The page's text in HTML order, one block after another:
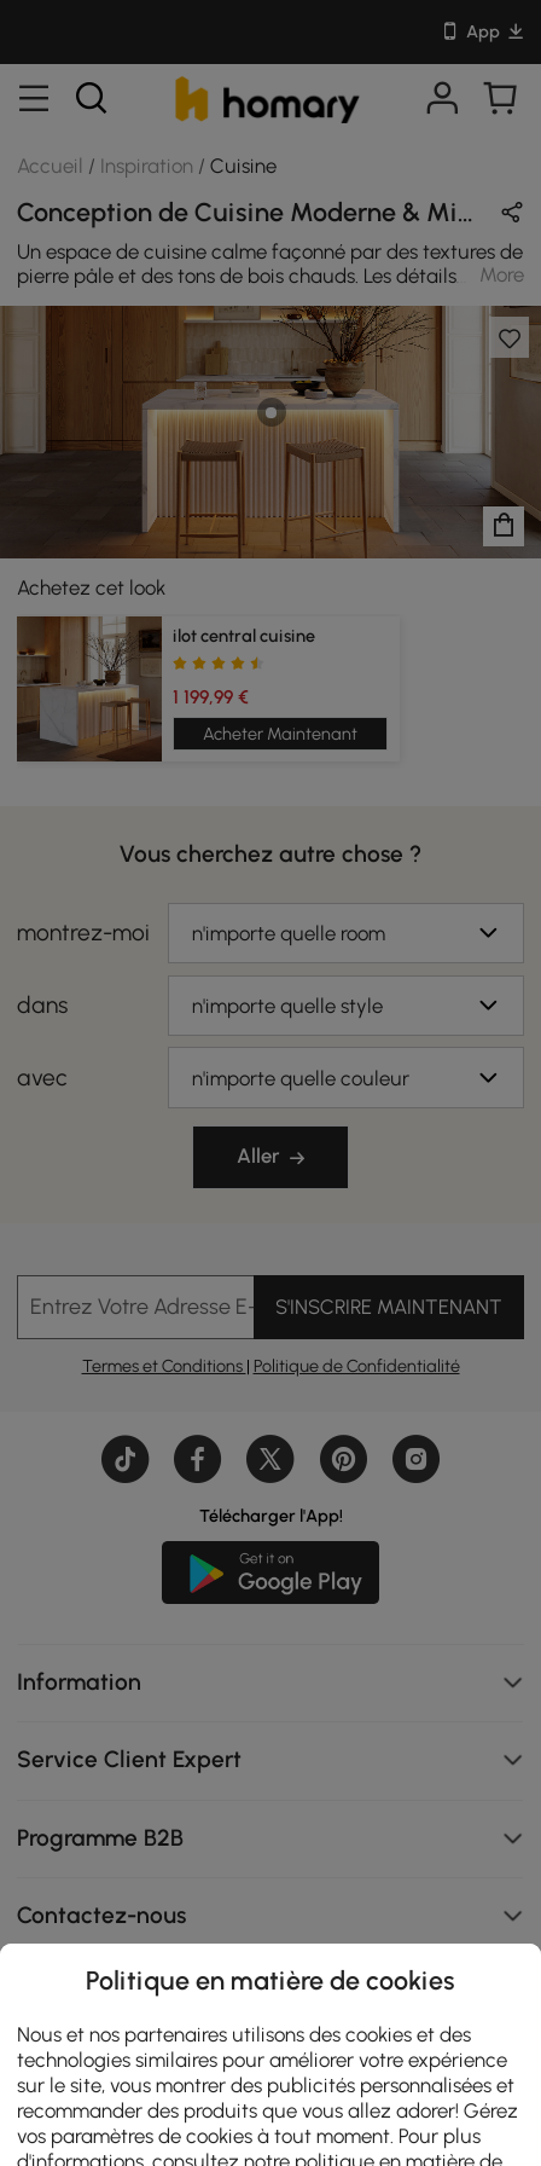
App
Accueil / Inspiration /Cuisine
Conception de Cuisine Moderne & Minimaliste en Beige / Or / Blanc / Naturel avec En Bois / Pierre / Métal / Rotin
Un espace de cuisine calme façonné par des textures de
pierre pâle et des tons de bois chauds. Les détails
cannelés, les sièges tissés et la douce lumière ambiante
créent une atmosphère équilibrée, apportant une
élégance naturelle et une facilité quotidienne à une
cuisine moderne.
More
Achetez cet look
ilot central cuisine
1 199,99 €
Acheter Maintenant
Vous cherchez autre chose ?
montrez-moi n'importe quelle room
dans n'importe quelle style
avec n'importe quelle couleur
Aller
Entrez Votre Adresse E-mailS'INSCRIRE MAINTENANT
Termes et Conditions | Politique de Confidentialité
Télécharger l'App!
Information
Service Client Expert
Programme B2B
Contactez-nous
108K
4.9
star
rating
AVIS CERTIFIÉS
Politique en matière de cookies
Nous et nos partenaires utilisons des cookies et des
technologies similaires pour améliorer votre expérience
sur le site, vous montrer des publicités personnalisées et
recommander des produits que vous allez adorer! Gérez
vos paramètres de cookies à tout moment. Pour plus
d'informations, consultez notre politique en matière de